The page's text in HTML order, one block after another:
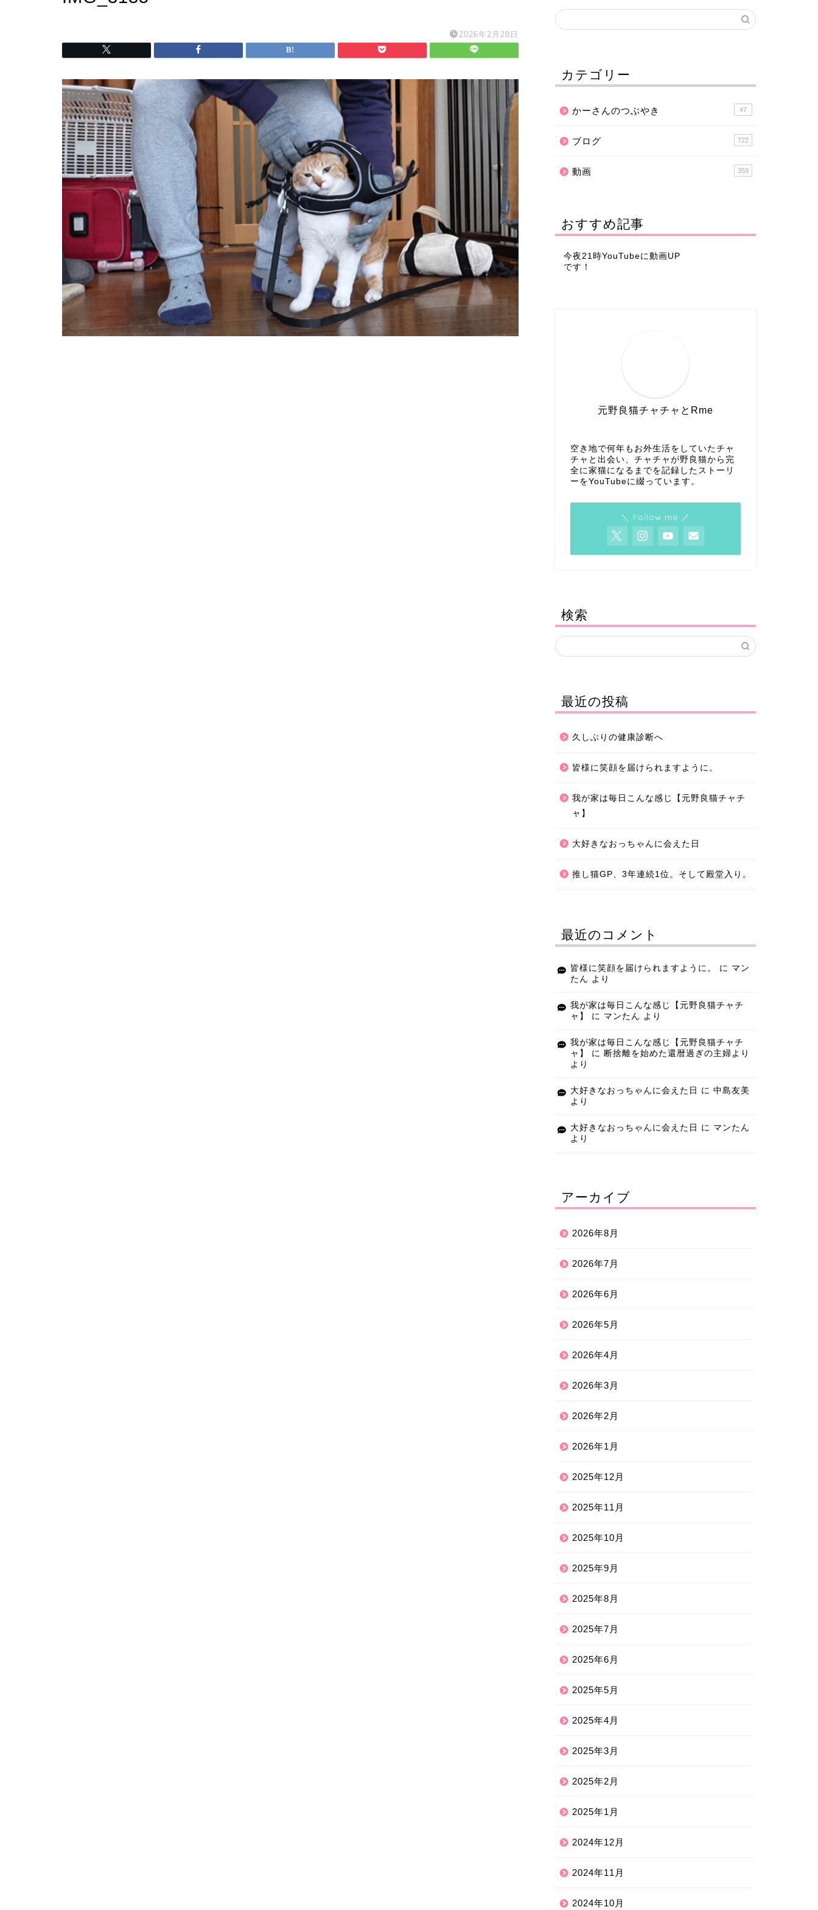
2026年2月28日
カテゴリー
かーさんのつぶやき 47
ブログ 722
動画 359
おすすめ記事
今夜21時YouTubeに動画UP
です！
元野良猫チャチャとRme
空き地で何年もお外生活をしていたチャ
チャと出会い、チャチャが野良猫から完
全に家猫になるまでを記録したストーリ
ーをYouTubeに綴っています。
＼ Follow me ／
検索
最近の投稿
久しぶりの健康診断へ
皆様に笑顔を届けられますように。
我が家は毎日こんな感じ【元野良猫チャチ
ャ】
大好きなおっちゃんに会えた日
推し猫GP、3年連続1位。そして殿堂入り。
最近のコメント
皆様に笑顔を届けられますように。 に マン
たん より
我が家は毎日こんな感じ【元野良猫チャチ
ャ】
に マンたん より
我が家は毎日こんな感じ【元野良猫チャチ
ャ】
に 断捨離を始めた還暦過ぎの主婦より
より
大好きなおっちゃんに会えた日 に 中島友美
より
大好きなおっちゃんに会えた日 に マンたん
より
アーカイブ
2026年8月
2026年7月
2026年6月
2026年5月
2026年4月
2026年3月
2026年2月
2026年1月
2025年12月
2025年11月
2025年10月
2025年9月
2025年8月
2025年7月
2025年6月
2025年5月
2025年4月
2025年3月
2025年2月
2025年1月
2024年12月
2024年11月
2024年10月